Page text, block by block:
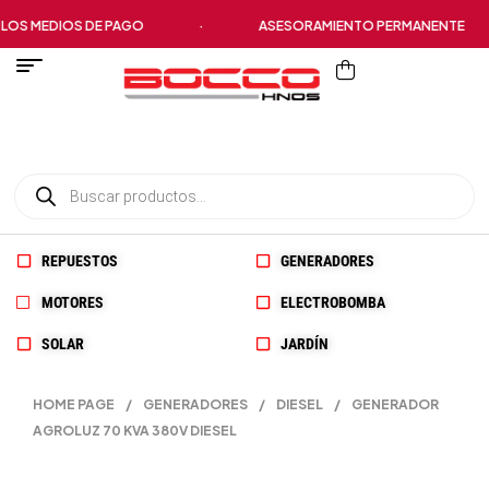
DE PAGO ASESORAMIENTO PERMANENTE
REPUESTOS GENERADORES
MOTORES ELECTROBOMBA
SOLAR JARDÍN
HOME PAGE / GENERADORES / DIESEL /
GENERADOR
AGROLUZ 70 KVA 380V DIESEL